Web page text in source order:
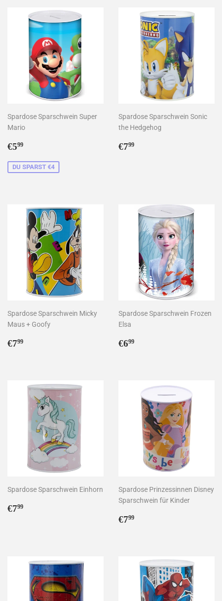
Spardose Sparschwein Super
Mario
Sonderpreis
€599
DU SPARST €4
Spardose Sparschwein Sonic
the Hedgehog
Normaler
€799
Spardose Sparschwein Micky
Maus + Goofy
Normaler
€799
Spardose Sparschwein Frozen
Elsa
Normaler
€699
Spardose Sparschwein Einhorn
Normaler
€799
Spardose Prinzessinnen Disney
Sparschwein für Kinder
Normaler
€799